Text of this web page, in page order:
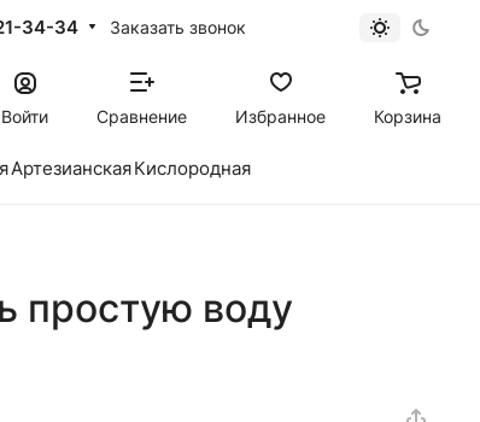
34-34 Заказать звонок
Войти Сравнение Избранное Корзина
АртезианскаяКислородная
простую воду